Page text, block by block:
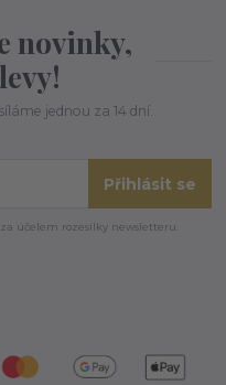
novinky,
jednou za 14 dní.
Přihlásit se
za účelem rozesílky newsletteru.